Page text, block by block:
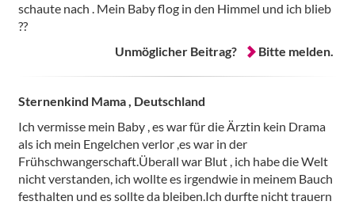
schaute nach . Mein Baby flog in den Himmel und ich blieb
??
Unmöglicher Beitrag?
Bitte melden.
Sternenkind Mama , Deutschland
Ich vermisse mein Baby , es war für die Ärztin kein Drama
als ich mein Engelchen verlor ,es war in der
Frühschwangerschaft.Überall war Blut , ich habe die Welt
nicht verstanden, ich wollte es irgendwie in meinem Bauch
festhalten und es sollte da bleiben.Ich durfte nicht trauern